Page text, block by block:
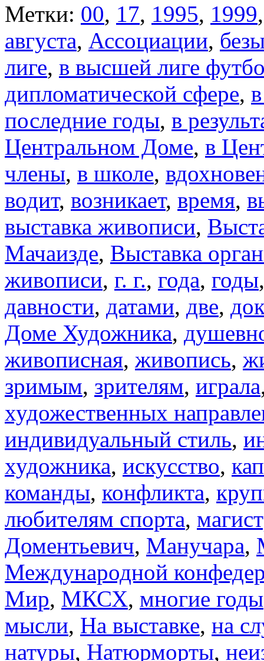
Метки: 00, 17, 1995, 1999
августа, Ассоциации,
лиге, в высшей лиге
дипломатической сфере,
последние годы, в
Центральном Доме, в
члены, в школе,
водит, возникает, время,
выставка живописи,
Мачаизде, Выставка
живописи, г. г., года, годы
давности, датами, две,
Доме Художника,
живописная, живопись,
зримым, зрителям, играла
художественных
индивидуальный стиль,
художника, искусство,
команды, конфликта,
любителям спорта,
Доментьевич, Манучара,
Международной
Мир, МКСХ, многие годы
мысли, На выставке, на
натуры, Натюрморты,